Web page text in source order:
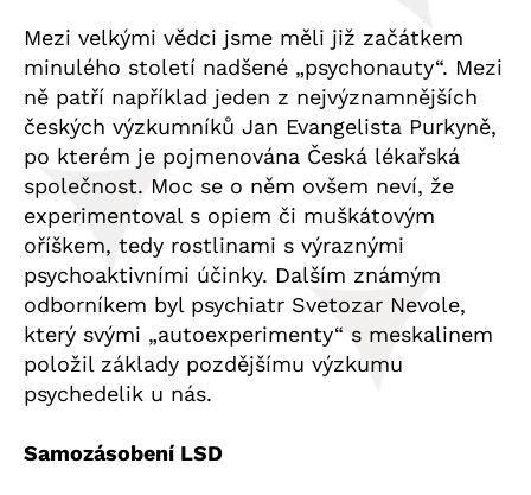
Mezi velkými vědci jsme měli již začátkem
minulého století nadšené „psychonauty“. Mezi
ně patří například jeden z nejvýznamnějších
českých výzkumníků Jan Evangelista Purkyně,
po kterém je pojmenována Česká lékařská
společnost. Moc se o něm ovšem neví, že
experimentoval s opiem či muškátovým
oříškem, tedy rostlinami s výraznými
psychoaktivními účinky. Dalším známým
odborníkem byl psychiatr Svetozar Nevole,
který svými „autoexperimenty“ s meskalinem
položil základy pozdějšímu výzkumu
psychedelik u nás.
Samozásobení LSD